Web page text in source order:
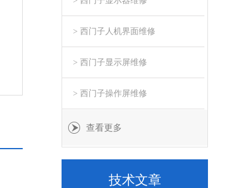
> 西门子人机界面维修
> 西门子显示屏维修
> 西门子操作屏维修
查看更多
技术文章